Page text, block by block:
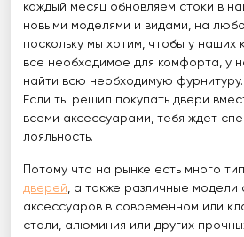
каждый месяц обновляем стоки в
новыми моделями и видами, на
поскольку мы хотим, чтобы у наших
все необходимое для комфорта, у
найти всю необходимую
Если ты решил покупать двери
всеми аксессуарами, тебя ждет
лояльность.
Потому что на рынке есть много
дверей, а также различные модели
аксессуаров в современном или
стали, алюминия или других